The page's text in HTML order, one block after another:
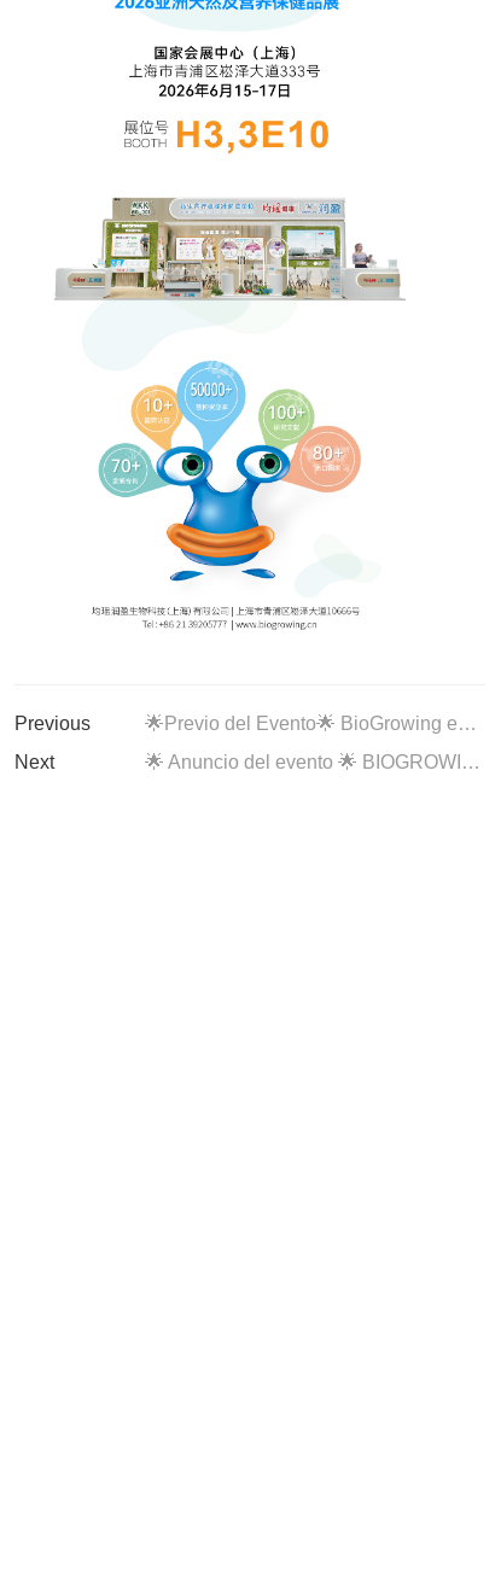
Previous
🌟Previo del Evento🌟 BioGrowing estará presente en la Cumbre NHP 2026 en Nueva Zelanda
Next
🌟 Anuncio del evento 🌟 BIOGROWING estará presente en CPHI & PMEC China 2026